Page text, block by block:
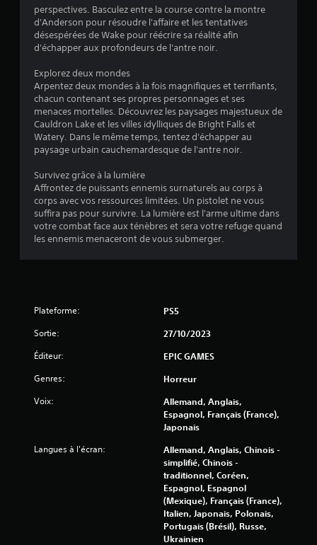
a
v
i
s
perspectives. Basculez entre la course contre la montre
d'Anderson pour résoudre l'affaire et les tentatives
désespérées de Wake pour réécrire sa réalité afin
d'échapper aux profondeurs de l'antre noir.
Explorez deux mondes
Arpentez deux mondes à la fois magnifiques et terrifiants,
chacun contenant ses propres personnages et ses
menaces mortelles. Découvrez les paysages majestueux de
Cauldron Lake et les villes idylliques de Bright Falls et
Watery. Dans le même temps, tentez d'échapper au
paysage urbain cauchemardesque de l'antre noir.
Survivez grâce à la lumière
Affrontez de puissants ennemis surnaturels au corps à
corps avec vos ressources limitées. Un pistolet ne vous
suffira pas pour survivre. La lumière est l'arme ultime dans
votre combat face aux ténèbres et sera votre refuge quand
les ennemis menaceront de vous submerger.
Plateforme: PS5
Sortie: 27/10/2023
Éditeur: EPIC GAMES
Genres: Horreur
Voix:
Allemand, Anglais,
Espagnol, Français (France),
Japonais
Langues à l'écran:
Allemand, Anglais, Chinois -
simplifié, Chinois -
traditionnel, Coréen,
Espagnol, Espagnol
(Mexique), Français (France),
Italien, Japonais, Polonais,
Portugais (Brésil), Russe,
Ukrainien